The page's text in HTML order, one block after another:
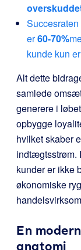
er60-70%
kunde kun
Alt dette
samlede
generere i
opbygge
hvilket skaber
indtægtsstrøm.
kunder er ikke
økonomiske
En
anatomi